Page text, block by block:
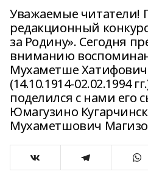
Уважаемые читатели!
редакционный
за Родину». Сегодня
вниманию
Мухаметше
(14.10.1914-02.02.1994
поделился с нами его
Юмагузино
Мухаметшович